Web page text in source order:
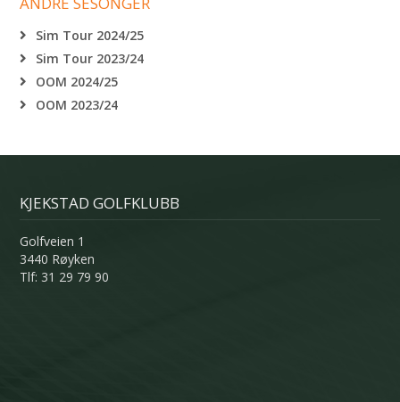
Sim Tour 2024/25
Sim Tour 2023/24
OOM 2024/25
OOM 2023/24
KJEKSTAD GOLFKLUBB
Golfveien 1
3440 Røyken
Tlf: 31 29 79 90